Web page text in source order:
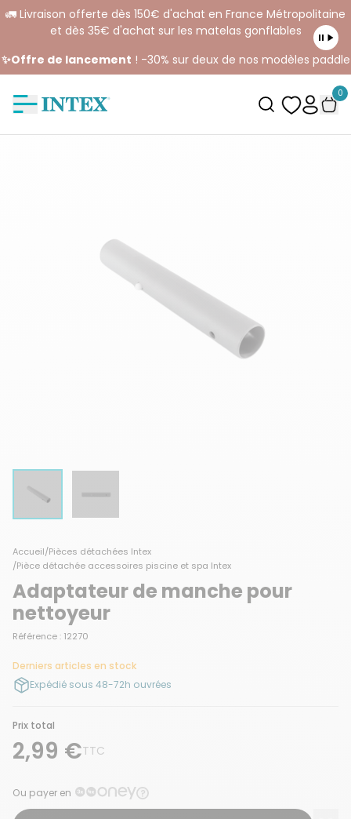
🚛 Livraison offerte dès 150€ d'achat en France Métropolitaine
et dès 35€ d'achat sur les matelas gonflables
✨Offre de lancement ! -30% sur deux de nos modèles paddle
0
Accueil/Pièces détachées Intex
/Pièce détachée accessoires piscine et spa Intex
Adaptateur de manche pour
nettoyeur
Référence : 12270
Derniers articles en stock
Expédié sous 48-72h ouvrées
Prix total
2,99 €TTC
Ou payer en